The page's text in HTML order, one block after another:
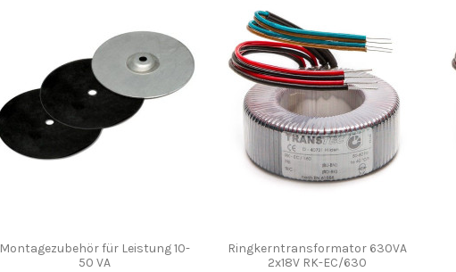
Montagezubehör für Leistung 10-
50 VA
Ringkerntransformator 630VA
2x18V RK-EC/630